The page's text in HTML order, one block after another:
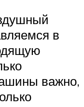
в
важно,